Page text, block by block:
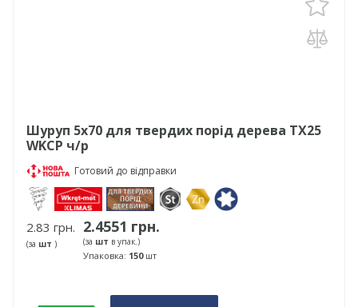
Шуруп 5х70 для твердих порід дерева TX25
WKCP ч/р
Готовий до відправки
2.83 грн.
(за шт )
2.4551 грн.
(за шт в упак.)
Упаковка: 150шт